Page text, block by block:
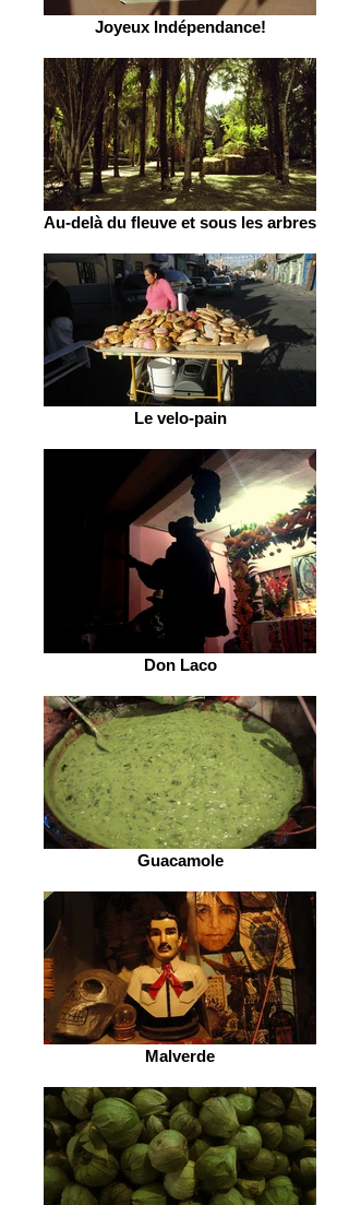
Joyeux Indépendance!
Au-delà du fleuve et sous les arbres
Le velo-pain
Don Laco
Guacamole
Malverde